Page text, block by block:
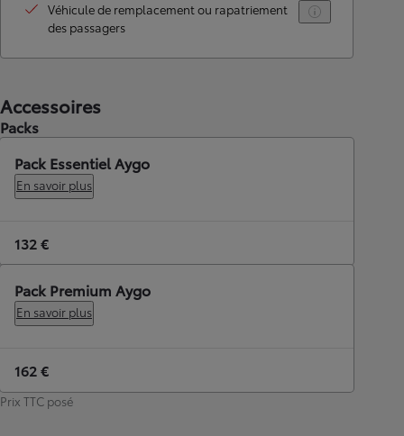
Véhicule de remplacement ou rapatriement
des passagers
Accessoires
Packs
Pack Essentiel Aygo
En savoir plus
132 €
Pack Premium Aygo
En savoir plus
162 €
Prix TTC posé